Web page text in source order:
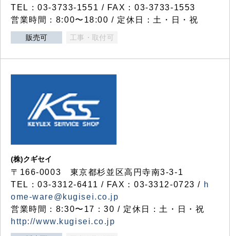
TEL：03-3733-1551 / FAX：03-3733-1553
営業時間：8:00〜18:00 / 定休日：土・日・祝
販売可 工事・取付可
(株)クギセイ
〒166-0003 東京都杉並区高円寺南3-3-1
TEL：03-3312-6411 / FAX：03-3312-0723 / h
ome-ware@kugisei.co.jp
営業時間：8:30〜17：30 / 定休日：土・日・祝
http://www.kugisei.co.jp